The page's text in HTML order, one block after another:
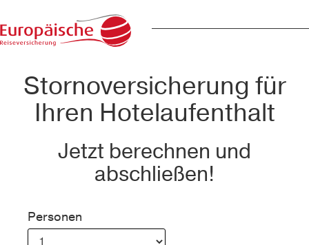
Stornoversicherung für
Ihren Hotelaufenthalt
Jetzt berechnen und
abschließen!
Personen